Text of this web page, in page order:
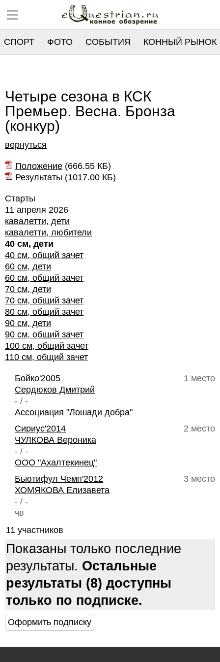
СПОРТ ФОТО СОБЫТИЯ КОННЫЙ РЫНОК
Четыре сезона в КСК
Премьер. Весна. Бронза
(конкур)
вернуться
Положение (666.55 КБ)
Результаты (1017.00 КБ)
Старты
11 апреля 2026
кавалетти, дети
кавалетти, любители
40 см, дети
40 см, общий зачет
60 см, дети
60 см, общий зачет
70 см, дети
70 см, общий зачет
80 см, общий зачет
90 см, дети
90 см, общий зачет
100 см, общий зачет
110 см, общий зачет
1 место
Бойко'2005
Сердюков Дмитрий
- / -
Ассоциация "Лошади добра"
2 место
Сириус'2014
ЧУЛКОВА Вероника
- / -
ООО "Ахалтекинец"
3 место
Бьютифул Чемп'2012
ХОМЯКОВА Елизавета
- / -
чв
11 участников
Показаны только последние
результаты. Остальные
результаты (8) доступны
только по подписке.